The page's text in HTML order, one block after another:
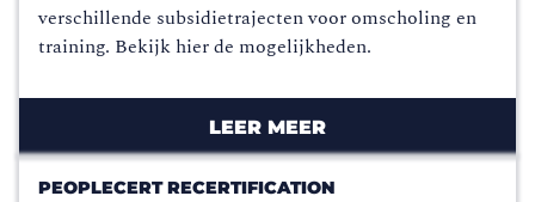
verschillende subsidietrajecten voor omscholing en
training. Bekijk hier de mogelijkheden.
LEER MEER
PEOPLECERT RECERTIFICATION